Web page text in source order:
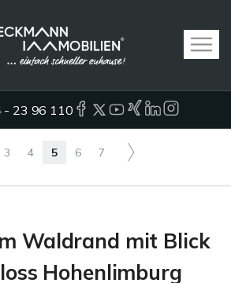
- 23 96 110
3 4 5 6 7
Waldrand mit Blick
Hohenlimburg